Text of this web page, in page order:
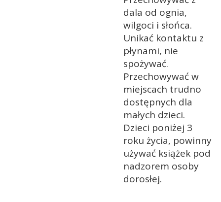
dala od ognia,
wilgoci i słońca.
Unikać kontaktu z
płynami, nie
spożywać.
Przechowywać w
miejscach trudno
dostępnych dla
małych dzieci.
Dzieci poniżej 3
roku życia, powinny
używać książek pod
nadzorem osoby
dorosłej.